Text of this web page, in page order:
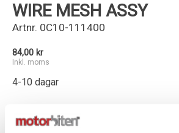
WIRE MESH ASSY
Artnr. 0C10-111400
84,00 kr
Inkl. moms
4-10 dagar
- +